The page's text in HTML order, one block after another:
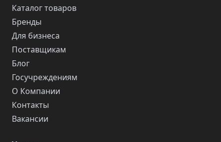
Каталог товаров
Бренды
Для бизнеса
Поставщикам
Блог
Госучреждениям
О Компании
Контакты
Вакансии